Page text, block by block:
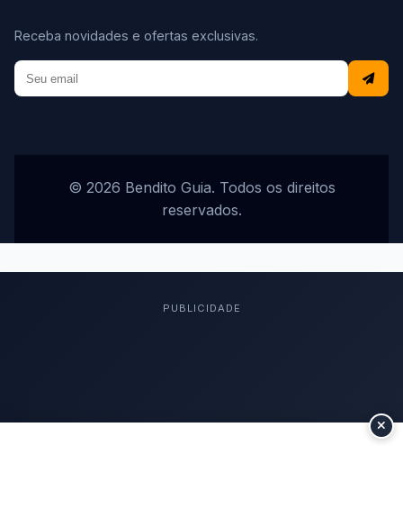
Receba novidades e ofertas exclusivas.
© 2026 Bendito Guia. Todos os direitos
reservados.